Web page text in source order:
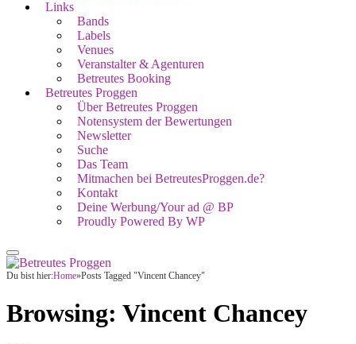
Links
Bands
Labels
Venues
Veranstalter & Agenturen
Betreutes Booking
Betreutes Proggen
Über Betreutes Proggen
Notensystem der Bewertungen
Newsletter
Suche
Das Team
Mitmachen bei BetreutesProggen.de?
Kontakt
Deine Werbung/Your ad @ BP
Proudly Powered By WP
Du bist hier:Home»Posts Tagged "Vincent Chancey"
Browsing: Vincent Chancey